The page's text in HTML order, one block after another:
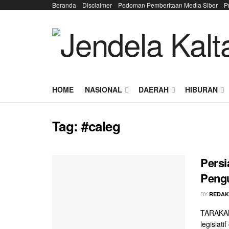
Beranda Disclaimer Pedoman Pemberitaan Media Siber
HOME NASIONAL DAERAH HIBURAN
Tag:#caleg
BY